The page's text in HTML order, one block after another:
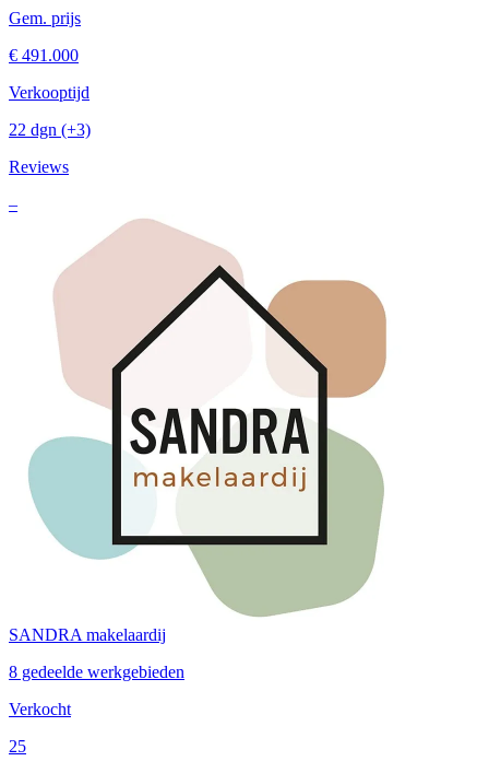
Gem. prijs
€ 491.000
Verkooptijd
22 dgn (+3)
Reviews
–
SANDRA makelaardij
8 gedeelde werkgebieden
Verkocht
25